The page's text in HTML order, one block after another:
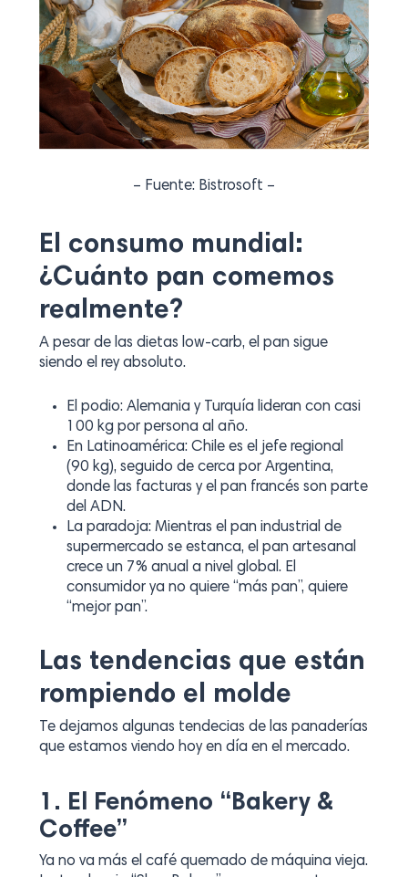
– Fuente: Bistrosoft –
El consumo mundial:
¿Cuánto pan comemos
realmente?
A pesar de las dietas low-carb, el pan sigue
siendo el rey absoluto.
El podio: Alemania y Turquía lideran con casi
100 kg por persona al año.
En Latinoamérica: Chile es el jefe regional
(90 kg), seguido de cerca por Argentina,
donde las facturas y el pan francés son parte
del ADN.
La paradoja: Mientras el pan industrial de
supermercado se estanca, el pan artesanal
crece un 7% anual a nivel global. El
consumidor ya no quiere “más pan”, quiere
“mejor pan”.
Las tendencias que están
rompiendo el molde
Te dejamos algunas tendecias de las panaderías
que estamos viendo hoy en día en el mercado.
1. El Fenómeno “Bakery &
Coffee”
Ya no va más el café quemado de máquina vieja.